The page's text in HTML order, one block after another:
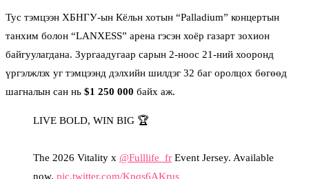
Тус тэмцээн ХБНГУ-ын Кёльн хотын “Palladium” концертын
танхим болон “LANXESS” арена гэсэн хоёр газарт зохион
байгуулагдана. Зургаадугаар сарын 2-ноос 21-ний хооронд
үргэлжлэх уг тэмцээнд дэлхийн шилдэг 32 баг оролцох бөгөөд
шагналын сан нь $1 250 000 байх аж.
LIVE BOLD, WIN BIG 🏆
The 2026 Vitality x @Fulllife_fr Event Jersey. Available
now. pic.twitter.com/Kpqs6AKrus